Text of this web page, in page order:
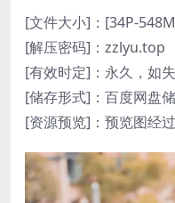
[文件大小]：[34P-
[解压密码]：zzlyu.top
[有效时定]：永久，如
[储存形式]：百度网盘
[资源预览]：预览图经